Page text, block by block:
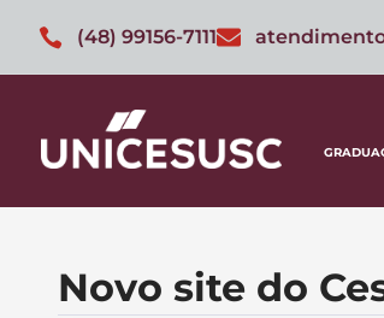
(48) 99156-7111
Novo site do